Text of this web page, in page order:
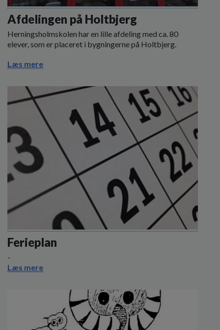
Afdelingen på Holtbjerg
Herningsholmskolen har en lille afdeling med ca. 80
elever, som er placeret i bygningerne på Holtbjerg.
Læs mere
Ferieplan
-
Læs mere